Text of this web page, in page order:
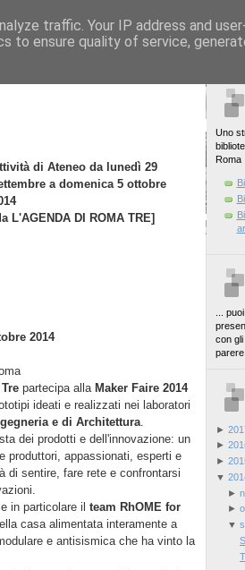
di Ateneo da lunedì 29
a domenica 5 ottobre
L'AGENDA DI ROMA TRE]
2014
partecipa alla Maker Faire 2014
ideati e realizzati nei laboratori
e di Architettura.
dei prodotti e dell'innovazione: un
produttori, appassionati, esperti e
di sentire, fare rete e confrontarsi
in particolare il team RhOME for
casa alimentata interamente a
e antisismica che ha vinto la
Uno
Roma
...
con
►
►
►
▼
►
►
▼
traffic. Your IP address and
to ensure quality of service,